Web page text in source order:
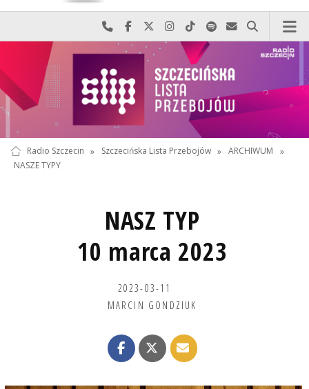
Najlepiej po prostu do nas zadzwoń
Odwiedź nas na Facebook-u
Odwiedź nas na X
Odwiedź nas na Instagram-ie
Odwiedź nas na TikTok-u
Szukaj nas na Spotify
Wyślij do nas
Szukaj
Radio Szczecin » Szczecińska Lista Przebojów » ARCHIWUM
»
NASZE TYPY
NASZ TYP
10 marca 2023
2023-03-11
MARCIN GONDZIUK